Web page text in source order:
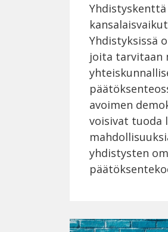
Yhdistyksissä
joita tarvitaan
avoimen
voisivat tuoda
yhdistysten